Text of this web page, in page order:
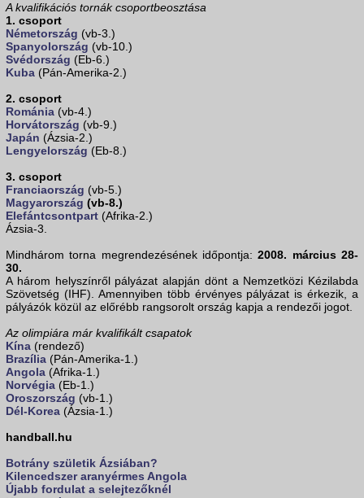
A kvalifikációs tornák csoportbeosztása
1. csoport
Németország (vb-3.)
Spanyolország (vb-10.)
Svédország (Eb-6.)
Kuba (Pán-Amerika-2.)
2. csoport
Románia (vb-4.)
Horvátország (vb-9.)
Japán (Ázsia-2.)
Lengyelország (Eb-8.)
3. csoport
Franciaország (vb-5.)
Magyarország (vb-8.)
Elefántcsontpart (Afrika-2.)
Ázsia-3.
Mindhárom torna megrendezésének időpontja:2008. március 28-
30.
A három helyszínről pályázat alapján dönt a Nemzetközi Kézilabda
Szövetség (IHF). Amennyiben több érvényes pályázat is érkezik, a
pályázók közül az előrébb rangsorolt ország kapja a rendezői jogot.
Az olimpiára már kvalifikált csapatok
Kína (rendező)
Brazília (Pán-Amerika-1.)
Angola (Afrika-1.)
Norvégia (Eb-1.)
Oroszország (vb-1.)
Dél-Korea (Ázsia-1.)
handball.hu
Botrány születik Ázsiában?
Kilencedszer aranyérmes Angola
Újabb fordulat a selejtezőknél